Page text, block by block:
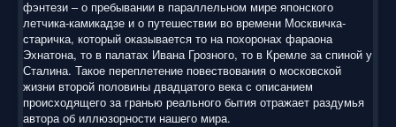
фэнтези – о пребывании в параллельном мире японского
летчика-камикадзе и о путешествии во времени Москвичка-
старичка, который оказывается то на похоронах фараона
Эхнатона, то в палатах Ивана Грозного, то в Кремле за спиной у
Сталина. Такое переплетение повествования о московской
жизни второй половины двадцатого века с описанием
происходящего за гранью реального бытия отражает раздумья
автора об иллюзорности нашего мира.